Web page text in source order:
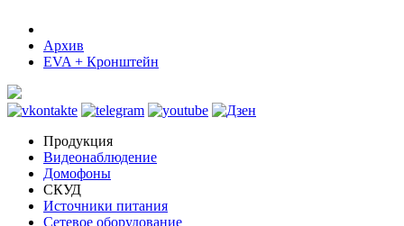
Архив
EVA + Кронштейн
Продукция
Видеонаблюдение
Домофоны
СКУД
Источники питания
Сетевое оборудование